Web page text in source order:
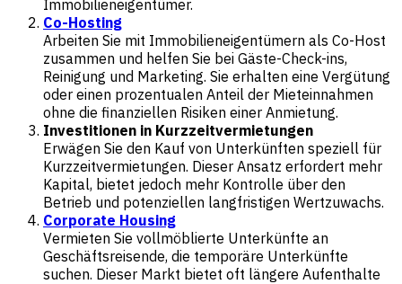
Immobilieneigentümer.
Co-Hosting
Arbeiten Sie mit Immobilieneigentümern als Co-Host
zusammen und helfen Sie bei Gäste-Check-ins,
Reinigung und Marketing. Sie erhalten eine Vergütung
oder einen prozentualen Anteil der Mieteinnahmen
ohne die finanziellen Risiken einer Anmietung.
Investitionen in Kurzzeitvermietungen
Erwägen Sie den Kauf von Unterkünften speziell für
Kurzzeitvermietungen. Dieser Ansatz erfordert mehr
Kapital, bietet jedoch mehr Kontrolle über den
Betrieb und potenziellen langfristigen Wertzuwachs.
Corporate Housing
Vermieten Sie vollmöblierte Unterkünfte an
Geschäftsreisende, die temporäre Unterkünfte
suchen. Dieser Markt bietet oft längere Aufenthalte